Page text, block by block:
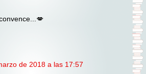
de 2018 a las 17:57